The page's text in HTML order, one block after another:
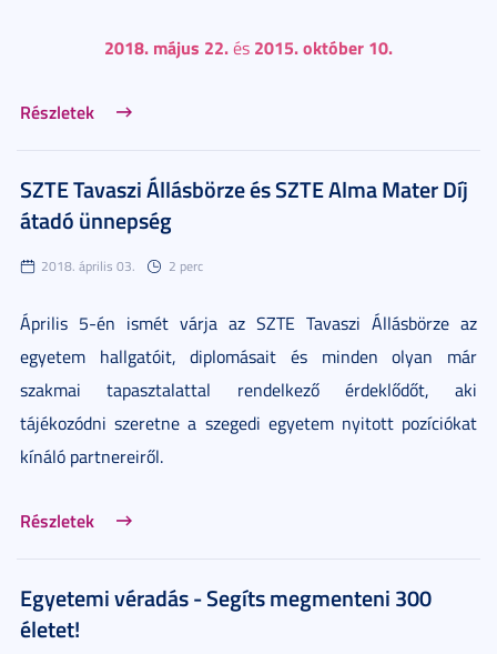
2018. május 22.és 2015. október 10.
Részletek
SZTE Tavaszi Állásbörze és SZTE Alma Mater Díj
átadó ünnepség
2018. április 03. 2 perc
Április 5-én ismét várja az SZTE Tavaszi Állásbörze az
egyetem hallgatóit, diplomásait és minden olyan már
szakmai tapasztalattal rendelkező érdeklődőt, aki
tájékozódni szeretne a szegedi egyetem nyitott pozíciókat
kínáló partnereiről.
Részletek
Egyetemi véradás - Segíts megmenteni 300
életet!